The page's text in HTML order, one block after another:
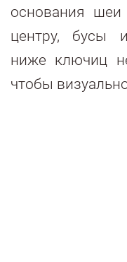
основания
центру, бусы
ниже ключиц
чтобы